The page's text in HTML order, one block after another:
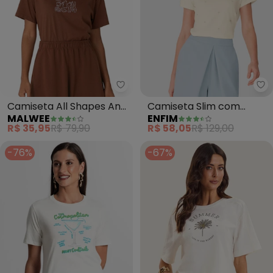
Malwee - Camiseta All Shapes
Camiseta All Shapes And
Sizes (Marrom)
MALWEE
R$ 35,95R$ 79,90
Camiseta Slim com
Rebites (Off White)
ENFIM
R$ 58,05R$ 129,00
-76%
-67%